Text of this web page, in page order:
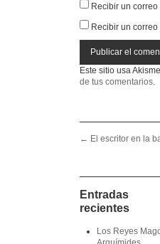
Recibir un
Recibir un
Este sitio usa
de tus comentarios
Post navigation
← El escritor en la
Entradas
recientes
Los Reyes